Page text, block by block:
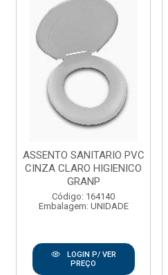
ASSENTO SANITARIO PVC
CINZA CLARO HIGIENICO
GRANP
Código: 164140
Embalagem: UNIDADE
LOGIN P/ VER
PREÇO